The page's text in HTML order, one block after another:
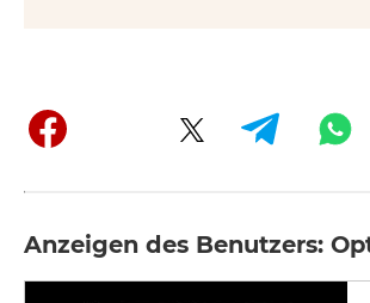
Anzeigen des Benutzers: